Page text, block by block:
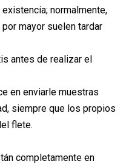
normalmente,
mayor suelen tardar
antes de realizar el
en enviarle muestras
siempre que los propios
flete.
completamente en